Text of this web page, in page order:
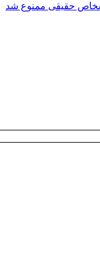
حقیقی ممنوع شد